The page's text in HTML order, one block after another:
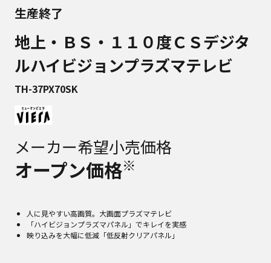
生産終了
地上・ＢＳ・１１０度ＣＳデジタ
ルハイビジョンプラズマテレビ
TH-37PX70SK
メーカー希望小売価格
オープン価格※
人に見やすい高画質。大画面プラズマテレビ
「ハイビジョンプラズマパネル」でキレイを実感
映り込みを大幅に低減「低反射クリアパネル」